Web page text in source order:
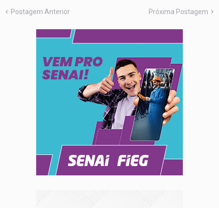
Postagem Anterior Próxima Postagem